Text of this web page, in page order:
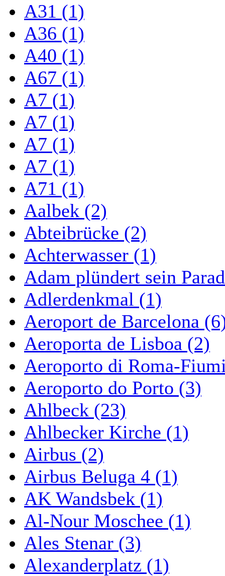
A31 (1)
A36 (1)
A40 (1)
A67 (1)
A7 (1)
A7 (1)
A7 (1)
A7 (1)
A71 (1)
Aalbek (2)
Abteibrücke (2)
Achterwasser (1)
Adam plündert sein
Adlerdenkmal (1)
Aeroport de Barcelona
Aeroporta de Lisboa (2)
Aeroporto di Roma-
Aeroporto do Porto (3)
Ahlbeck (23)
Ahlbecker Kirche (1)
Airbus (2)
Airbus Beluga 4 (1)
AK Wandsbek (1)
Al-Nour Moschee (1)
Ales Stenar (3)
Alexanderplatz (1)